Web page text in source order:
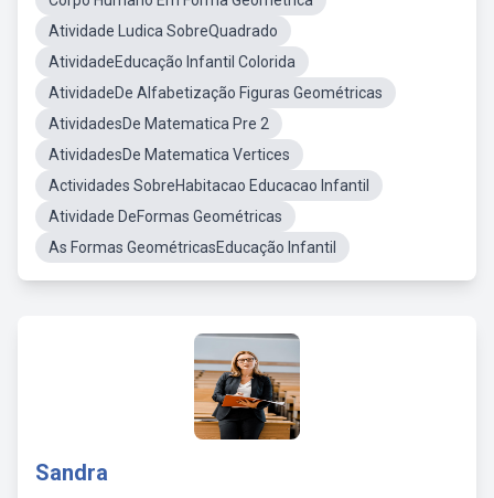
Atividade Ludica SobreQuadrado
AtividadeEducação Infantil Colorida
AtividadeDe Alfabetização Figuras Geométricas
AtividadesDe Matematica Pre 2
AtividadesDe Matematica Vertices
Actividades SobreHabitacao Educacao Infantil
Atividade DeFormas Geométricas
As Formas GeométricasEducação Infantil
Sandra